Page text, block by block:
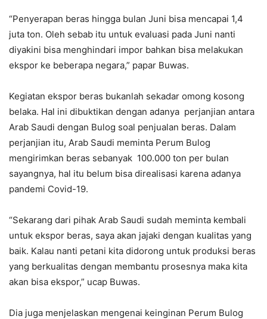
“Penyerapan beras hingga bulan Juni bisa mencapai 1,4
juta ton. Oleh sebab itu untuk evaluasi pada Juni nanti
diyakini bisa menghindari impor bahkan bisa melakukan
ekspor ke beberapa negara,” papar Buwas.
Kegiatan ekspor beras bukanlah sekadar omong kosong
belaka. Hal ini dibuktikan dengan adanya perjanjian antara
Arab Saudi dengan Bulog soal penjualan beras. Dalam
perjanjian itu, Arab Saudi meminta Perum Bulog
mengirimkan beras sebanyak 100.000 ton per bulan
sayangnya, hal itu belum bisa direalisasi karena adanya
pandemi Covid-19.
“Sekarang dari pihak Arab Saudi sudah meminta kembali
untuk ekspor beras, saya akan jajaki dengan kualitas yang
baik. Kalau nanti petani kita didorong untuk produksi beras
yang berkualitas dengan membantu prosesnya maka kita
akan bisa ekspor,” ucap Buwas.
Dia juga menjelaskan mengenai keinginan Perum Bulog